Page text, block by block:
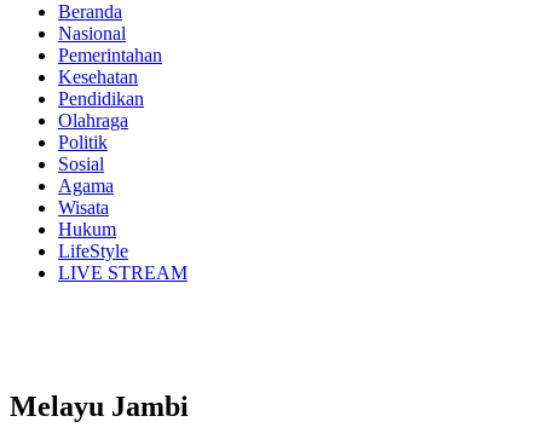
Beranda
Nasional
Pemerintahan
Kesehatan
Pendidikan
Olahraga
Politik
Sosial
Agama
Wisata
Hukum
LifeStyle
LIVE STREAM
Melayu Jambi